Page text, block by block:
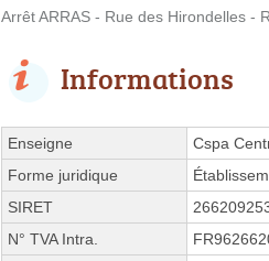
Arrêt ARRAS - Rue des Hirondelles -
Informations
Enseigne
Cspa
Forme juridique
SIRET
N° TVA Intra.